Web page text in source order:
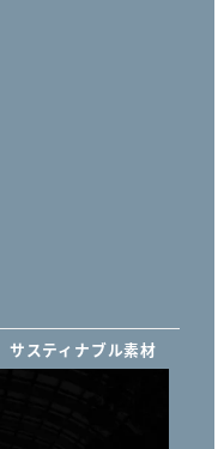
サスティナブル素材